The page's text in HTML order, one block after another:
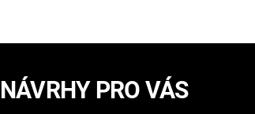
NÁVRHY PRO VÁS